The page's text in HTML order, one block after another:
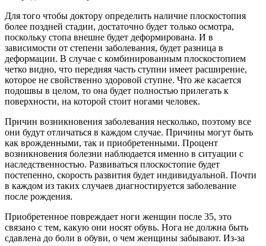
Для того чтобы доктору определить наличие плоскостопия
более поздней стадии, достаточно будет только осмотра,
поскольку стопа внешне будет деформирована. И в
зависимости от степени заболевания, будет разница в
деформации. В случае с комбинированным плоскостопием
четко видно, что передняя часть ступни имеет расширение,
которое не свойственно здоровой ступне. Что же касается
подошвы в целом, то она будет полностью прилегать к
поверхности, на которой стоит ногами человек.
Причин возникновения заболевания несколько, поэтому все
они будут отличаться в каждом случае. Причины могут быть
как врожденными, так и приобретенными. Процент
возникновения болезни наблюдается именно в ситуации с
наследственностью. Развиваться плоскостопие будет
постепенно, скорость развития будет индивидуальной. Почти
в каждом из таких случаев диагностируется заболевание
после рождения.
Приобретенное повреждает ноги женщин после 35, это
связано с тем, какую они носят обувь. Нога не должна быть
сдавлена до боли в обуви, о чем женщины забывают. Из-за